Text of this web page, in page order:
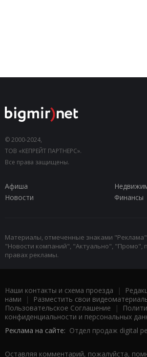
© 2000-2024,
ТОВ «КЕПРЕЙТ ПАРТНЕРС».
Все права защищены.
Афиша
Новости
Финансы
Материалы, отмеченные знаками
"Новости компаний", "Актуально", "Промо",
правах рекламы.
Наши контакты и схема проезда |
нами | Разместить свои
Пользовательское Соглашение |
конфиденциальности и персональных
Реклама на сайте: Отдел продаж digital
Оставляя комментарий, пожалуйста,